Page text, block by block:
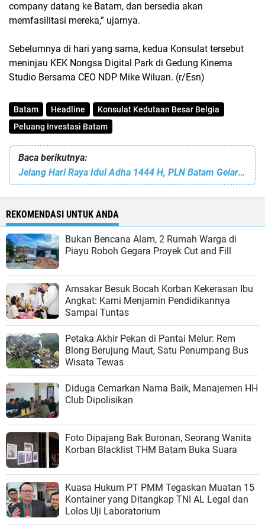
company datang ke Batam, dan bersedia akan
memfasilitasi mereka,” ujarnya.
Sebelumnya di hari yang sama, kedua Konsulat tersebut
meninjau KEK Nongsa Digital Park di Gedung Kinema
Studio Bersama CEO NDP Mike Wiluan. (r/Esn)
Batam Headline
Konsulat Kedutaan Besar Belgia
Peluang Investasi Batam
Baca berikutnya:
Jelang Hari Raya Idul Adha 1444 H, PLN Batam Gelar Apel Siaga
REKOMENDASI UNTUK ANDA
Bukan Bencana Alam, 2 Rumah Warga di
Piayu Roboh Gegara Proyek Cut and Fill
Amsakar Besuk Bocah Korban Kekerasan Ibu
Angkat: Kami Menjamin Pendidikannya
Sampai Tuntas
Petaka Akhir Pekan di Pantai Melur: Rem
Blong Berujung Maut, Satu Penumpang Bus
Wisata Tewas
Diduga Cemarkan Nama Baik, Manajemen HH
Club Dipolisikan
Foto Dipajang Bak Buronan, Seorang Wanita
Korban Blacklist THM Batam Buka Suara
Kuasa Hukum PT PMM Tegaskan Muatan 15
Kontainer yang Ditangkap TNI AL Legal dan
Lolos Uji Laboratorium